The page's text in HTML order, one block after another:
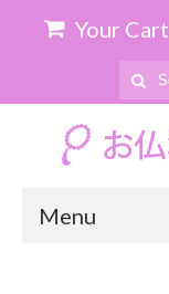
Your Cart
Search
for:
Menu